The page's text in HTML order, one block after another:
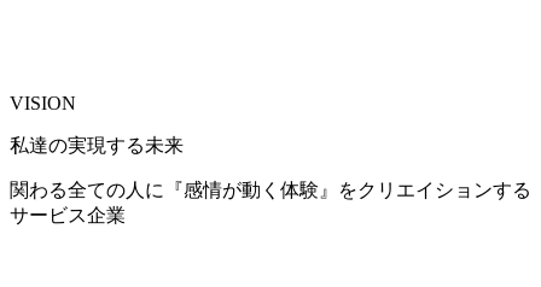
VISION
私達の実現する未来
関わる全ての人に『感情が動く体験』をクリエイションする
サービス企業